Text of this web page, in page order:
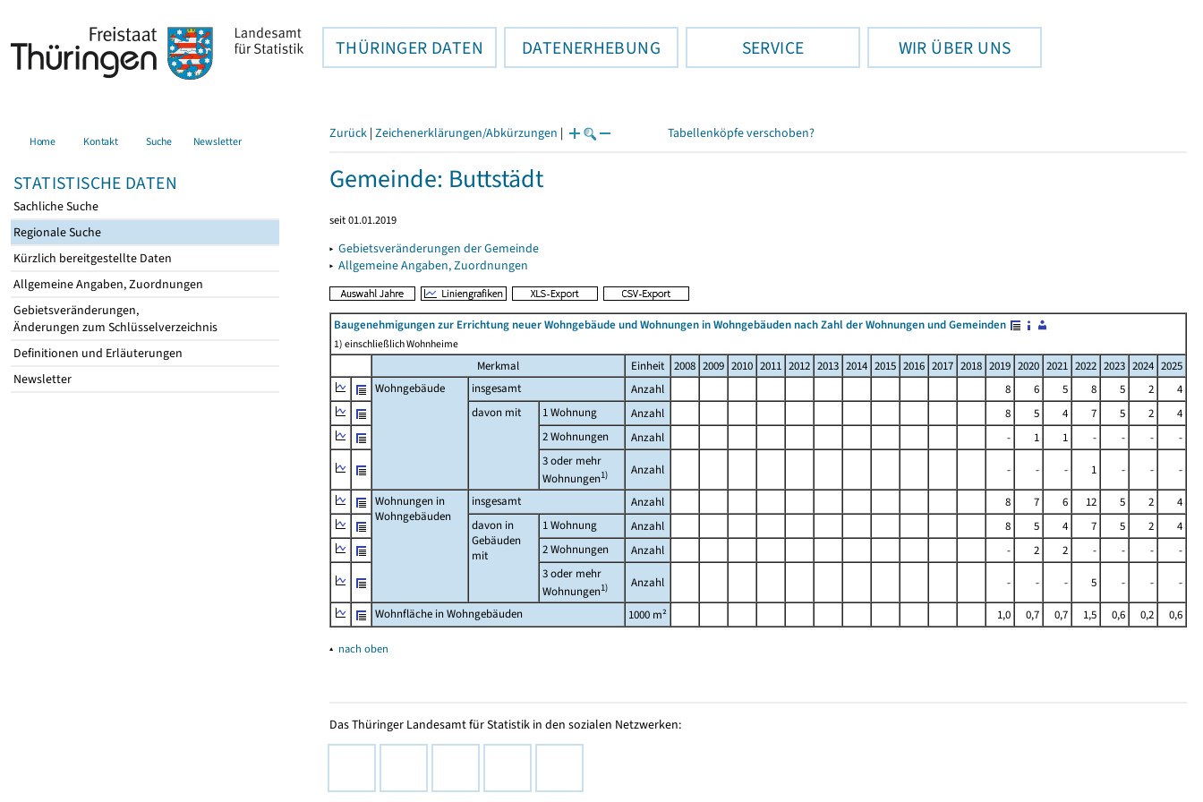
THÜRINGER DATEN DATENERHEBUNG SERVICE WIR ÜBER UNS
Home Kontakt Suche Newsletter
STATISTISCHE DATEN
Sachliche Suche
Regionale Suche
Kürzlich bereitgestellte Daten
Allgemeine Angaben, Zuordnungen
Gebietsveränderungen,
Änderungen zum Schlüsselverzeichnis
Definitionen und Erläuterungen
Newsletter
Zurück | Zeichenerklärungen/Abkürzungen | Tabellenköpfe verschoben?
Gemeinde: Buttstädt
seit 01.01.2019
▸ Gebietsveränderungen der Gemeinde
▸ Allgemeine Angaben, Zuordnungen
Baugenehmigungen zur Errichtung neuer Wohngebäude und Wohnungen in Wohngebäuden nach Zahl der Wohnungen und Gemeinden
1) einschließlich Wohnheime
Merkmal Einheit 2008 2009 2010 2011 2012 2013 2014 2015 2016 2017 2018 2019 2020 2021 2022 2023 2024 2025
Wohngebäude
insgesamt Anzahl 8 6 5 8 5 2
4
davon mit
1 Wohnung Anzahl 8 5 4 7 5 2
4
2 Wohnungen
Anzahl - 1 1 - - -
-
3 oder mehr
Wohnungen1) Anzahl - - - 1 - - -
Wohnungen in
Wohngebäuden
insgesamt Anzahl 8 7 6 12 5 2
4
davon in
Gebäuden
mit
1 Wohnung Anzahl 8 5 4 7 5 2
4
2 Wohnungen
Anzahl - 2 2 - - -
-
3 oder mehr
Wohnungen1) Anzahl - - - 5 - - -
Wohnfläche in Wohngebäuden 1000 m² 1,0 0,7 0,7 1,5 0,6 0,2 0,6
▴ nach oben
Das Thüringer Landesamt für Statistik in den sozialen Netzwerken: